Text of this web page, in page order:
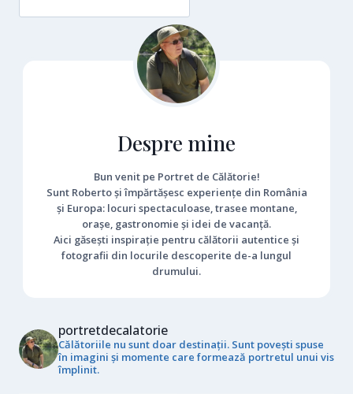
Despre mine
Bun venit pe Portret de Călătorie!
Sunt Roberto și împărtășesc experiențe din România
și Europa: locuri spectaculoase, trasee montane,
orașe, gastronomie și idei de vacanță.
Aici găsești inspirație pentru călătorii autentice și
fotografii din locurile descoperite de-a lungul
drumului.
portretdecalatorie
Călătoriile nu sunt doar destinații. Sunt povești spuse
în imagini și momente care formează portretul unui vis
împlinit.